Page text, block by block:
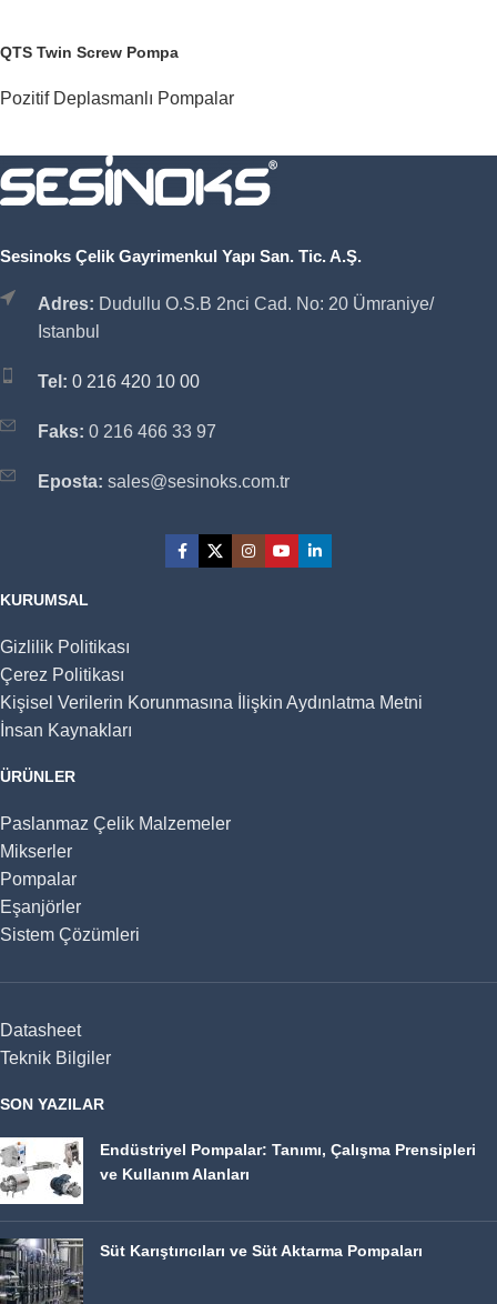
QTS Twin Screw Pompa
Pozitif Deplasmanlı Pompalar
Sesinoks Çelik Gayrimenkul Yapı San. Tic. A.Ş.
Adres: Dudullu O.S.B 2nci Cad. No: 20 Ümraniye/
Istanbul
Tel: 0 216 420 10 00
Faks: 0 216 466 33 97
Eposta: sales@sesinoks.com.tr
KURUMSAL
Gizlilik Politikası
Çerez Politikası
Kişisel Verilerin Korunmasına İlişkin Aydınlatma Metni
İnsan Kaynakları
ÜRÜNLER
Paslanmaz Çelik Malzemeler
Mikserler
Pompalar
Eşanjörler
Sistem Çözümleri
Datasheet
Teknik Bilgiler
SON YAZILAR
Endüstriyel Pompalar: Tanımı, Çalışma Prensipleri
ve Kullanım Alanları
Süt Karıştırıcıları ve Süt Aktarma Pompaları